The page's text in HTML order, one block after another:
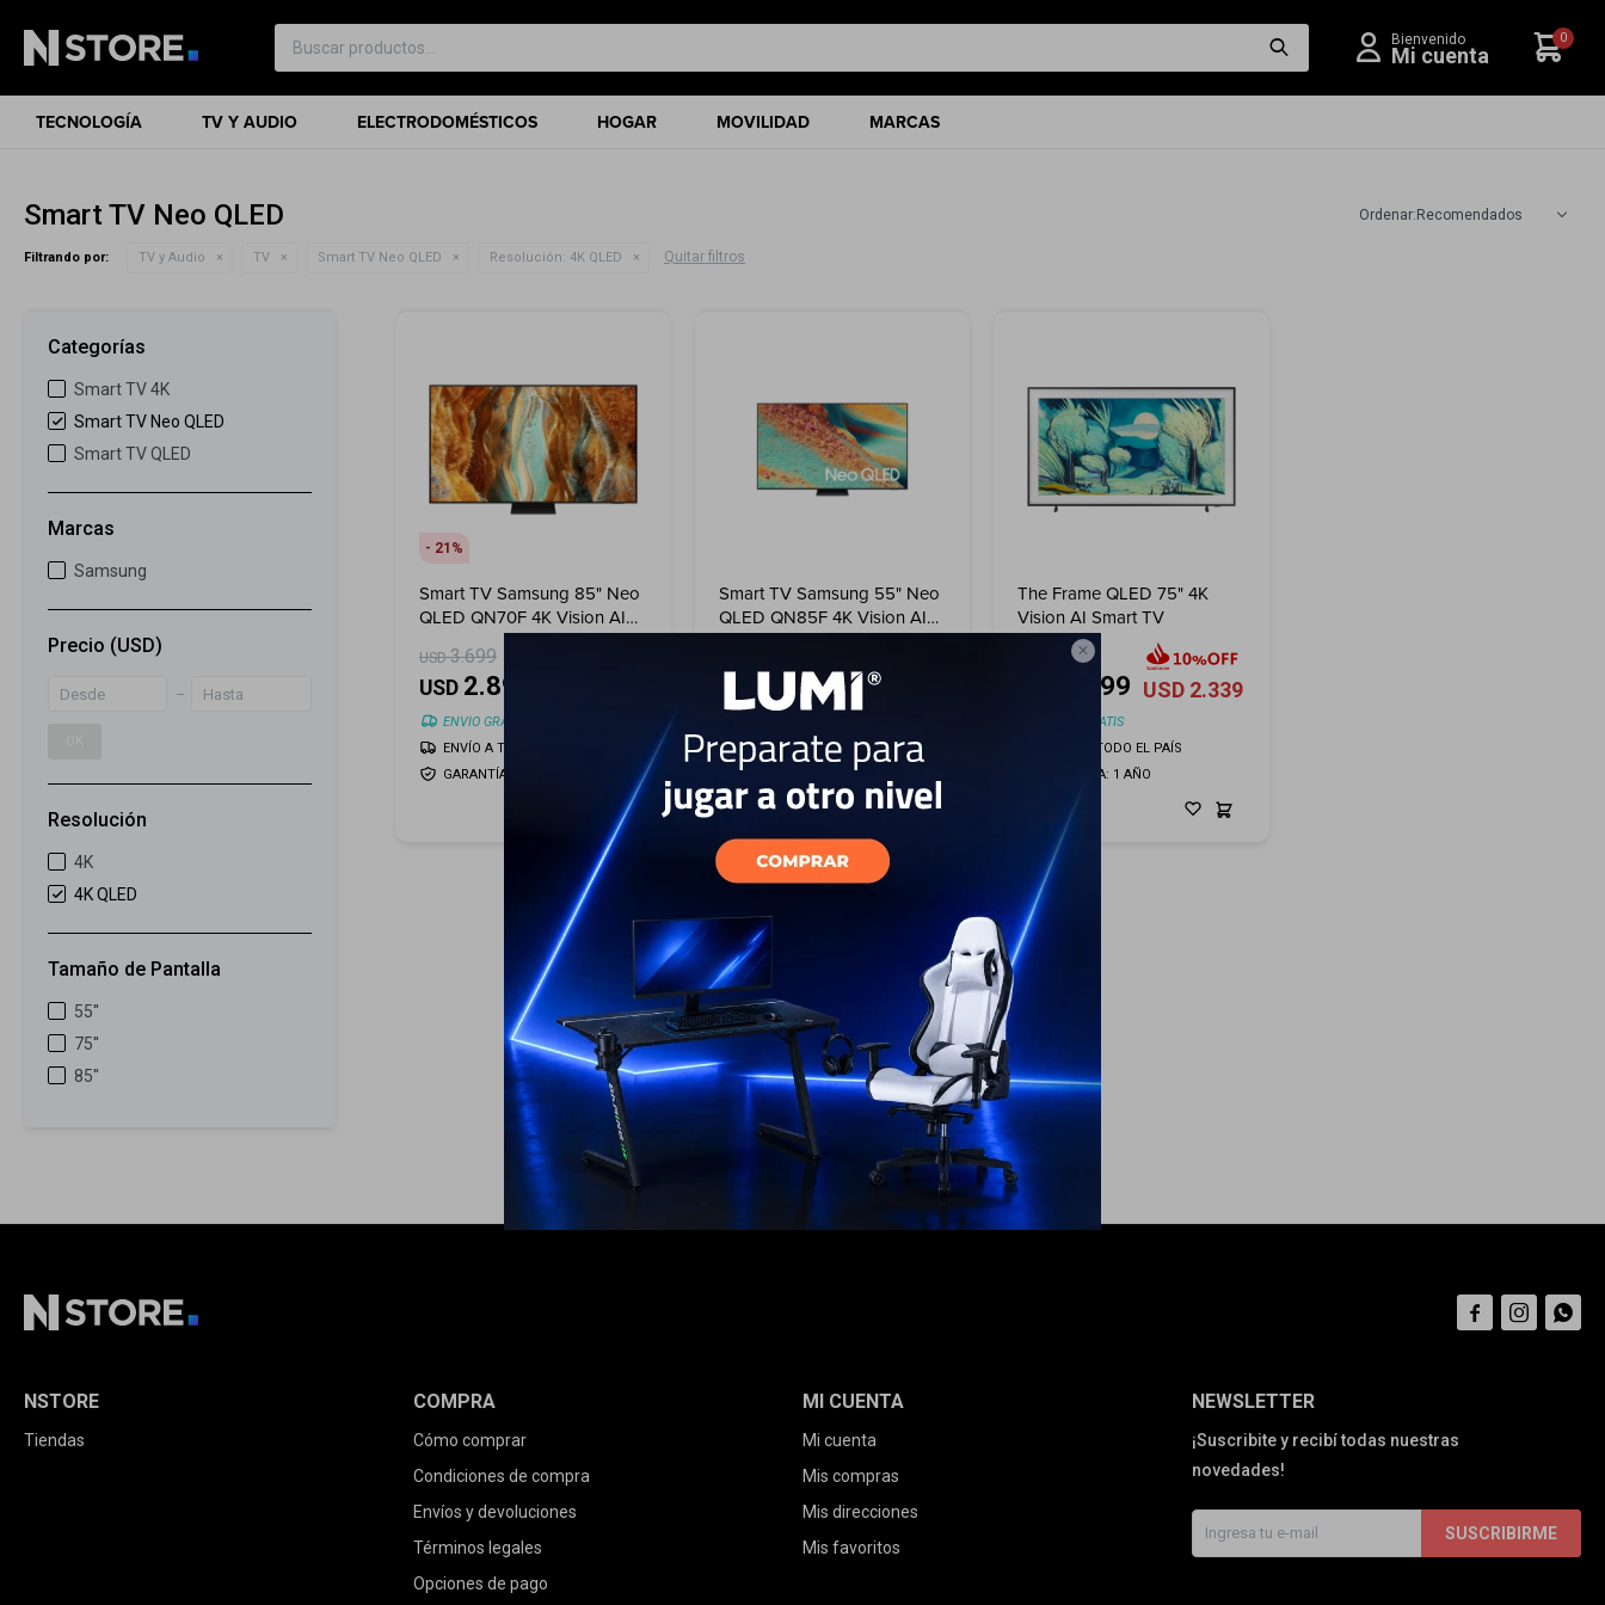

TECNOLOGÍA TV Y AUDIO ELECTRODOMÉSTICOS HOGAR MOVILIDAD MARCAS
0
Smart TV Neo QLED Recomendados
Filtrando por: TV y Audio TV Smart TV Neo QLED Resolución: 4K QLED Quitar filtros
21
Smart TV Samsung 85" Neo
QLED QN70F 4K Vision AI
USD 3.699
USD 2.899
ENVIO GRATIS
GARANTÍA: 1 AÑO
ENVÍO A TODO EL PAÍS
Smart TV Samsung 55" Neo
QLED QN85F 4K Vision AI
(2025)
1.499 USD
GARANTÍA: 1 AÑO
ENVÍO A TODO EL PAÍS
The Frame QLED 75" 4K
Vision AI Smart TV
2.599 USD 2.339
ENVIO GRATIS
GARANTÍA: 1 AÑO
ENVÍO A TODO EL PAÍS
Categorías
Smart TV 4K
Smart TV Neo QLED
Smart TV QLED
Marcas
Samsung
Precio (USD)
Resolución
4K
4K QLED
Tamaño de Pantalla
55''
75''
85''
NEWSLETTER
¡Suscribite y recibí todas nuestras
novedades!
SUSCRIBIRME
NSTORE
Tiendas
COMPRA
Cómo comprar
Condiciones de compra
Envíos y devoluciones
Términos legales
Opciones de pago
MI CUENTA
Mi cuenta
Mis compras
Mis direcciones
Mis favoritos
  